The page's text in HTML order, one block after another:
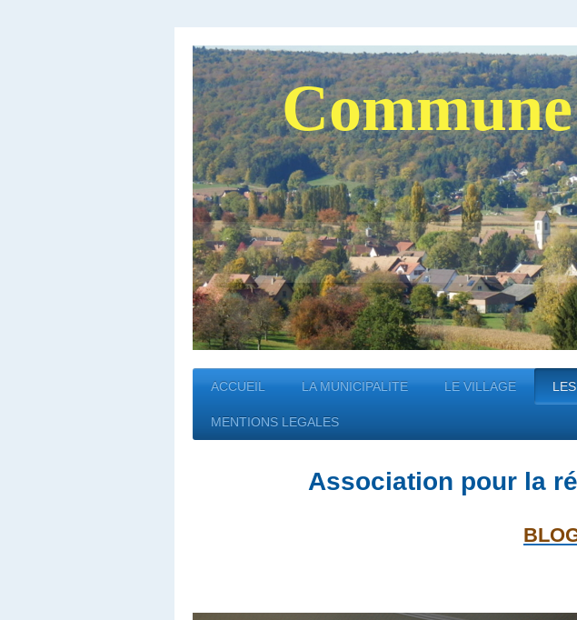
ACCUEIL LA MUNICIPALITE LE VILLAGE
MENTIONS LEGALES
Association pour la